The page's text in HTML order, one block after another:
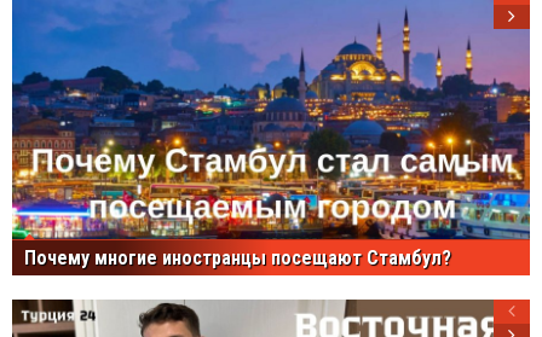
Почему многие иностранцы посещают Стамбул?